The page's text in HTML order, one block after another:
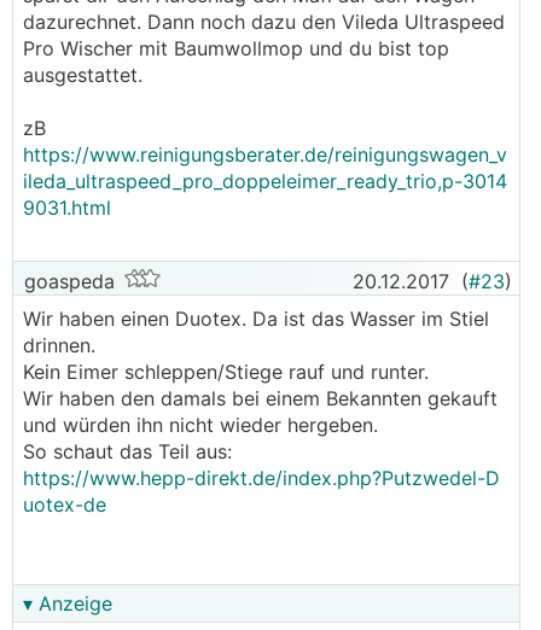
-Öl
-Handhabung
-usw...
danke schon mal
dazurechnet. Dann noch dazu den Vileda Ultraspeed
Pro Wischer mit Baumwollmop und du bist top
ausgestattet.
zB
https://www.reinigungsberater.de/reinigungswagen_v
ileda_ultraspeed_pro_doppeleimer_ready_trio,p-3014
9031.html
goaspeda 20.12.2017 (#23)
Wir haben einen Duotex. Da ist das Wasser im Stiel
drinnen.
Kein Eimer schleppen/Stiege rauf und runter.
Wir haben den damals bei einem Bekannten gekauft
und würden ihn nicht wieder hergeben.
So schaut das Teil aus:
https://www.hepp-direkt.de/index.php?Putzwedel-D
uotex-de
▾ Anzeige